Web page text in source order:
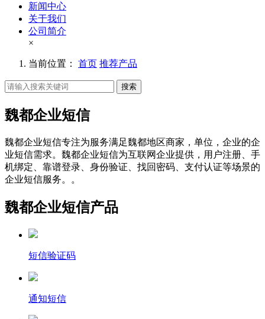
新闻中心
关于我们
公司简介
×
当前位置： 首页 推荐产品
搜索
魏都企业短信
魏都企业短信专注为服务满足魏都地区商家，单位，企业的企
业短信需求。魏都企业短信为互联网企业提供，用户注册、手
机绑定、靠谱登录、身份验证、找回密码、支付认证等场景的
企业短信服务。。
魏都企业短信产品
短信验证码
通知短信